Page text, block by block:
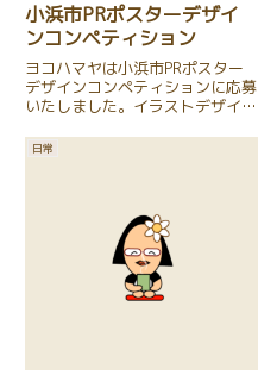
小浜市PRポスターデザイ
ンコンペティション
ヨコハマヤは小浜市PRポスター
デザインコンペティションに応募
いたしました。イラストデザイン
ム担当のヨコハマさんが考えまし
日常